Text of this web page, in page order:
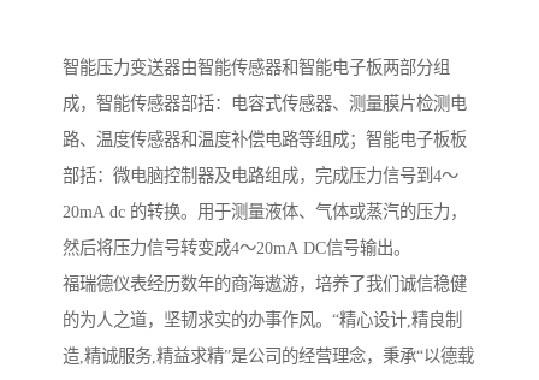
智能压力变送器由智能传感器和智能电子板两部分组
成，智能传感器部括：电容式传感器、测量膜片检测电
路、温度传感器和温度补偿电路等组成；智能电子板板
部括：微电脑控制器及电路组成，完成压力信号到4～
20mA dc 的转换。用于测量液体、气体或蒸汽的压力，
然后将压力信号转变成4～20mA DC信号输出。
福瑞德仪表经历数年的商海遨游，培养了我们诚信稳健
的为人之道，坚韧求实的办事作风。“精心设计,精良制
造,精诚服务,精益求精”是公司的经营理念，秉承“以德载